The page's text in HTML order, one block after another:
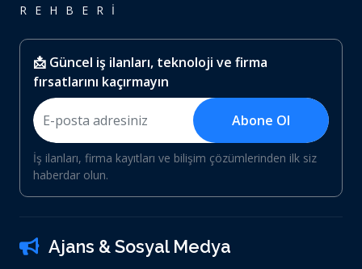
REHBERİ
📩 Güncel iş ilanları, teknoloji ve firma
fırsatlarını kaçırmayın
Abone Ol
İş ilanları, firma kayıtları ve bilişim çözümlerinden ilk siz
haberdar olun.
Ajans & Sosyal Medya